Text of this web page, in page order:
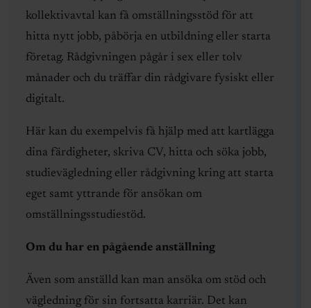
kollektivavtal kan få omställningsstöd för att
hitta nytt jobb, påbörja en utbildning eller starta
företag. Rådgivningen pågår i sex eller tolv
månader och du träffar din rådgivare fysiskt eller
digitalt.
Här kan du exempelvis få hjälp med att kartlägga
dina färdigheter, skriva CV, hitta och söka jobb,
studievägledning eller rådgivning kring att starta
eget samt yttrande för ansökan om
omställningsstudiestöd.
Om du har en pågående anställning
Även som anställd kan man ansöka om stöd och
vägledning för sin fortsatta karriär. Det kan